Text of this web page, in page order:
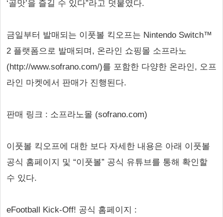
‘골맛’을 즐길 수 있다”라고 덧붙였다.
금일부터 발매되는 이풋볼 킥오프는 Nintendo Switch™
2 플랫폼으로 발매되며, 온라인 쇼핑몰 소프라노
(http://www.sofrano.com/)를 포함한 다양한 온라인, 오프
라인 마켓에서 판매가 진행된다.
판매 링크 : 소프라노몰 (sofrano.com)
이풋볼 킥오프에 대한 보다 자세한 내용은 아래 이풋볼
공식 홈페이지 및 “이풋볼” 공식 유튜브를 통해 확인할
수 있다.
eFootball Kick-Off! 공식 홈페이지 :